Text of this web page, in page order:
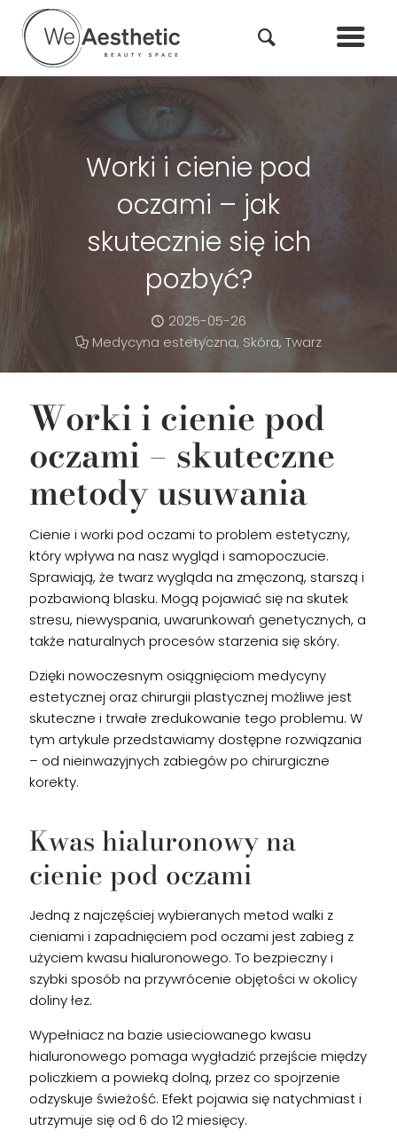
Worki i cienie pod
oczami – jak
skutecznie się ich
pozbyć?
2025-05-26
Medycyna estetyczna, Skóra, Twarz
Worki i cienie pod
oczami – skuteczne
metody usuwania
Cienie i worki pod oczami to problem estetyczny,
który wpływa na nasz wygląd i samopoczucie.
Sprawiają, że twarz wygląda na zmęczoną, starszą i
pozbawioną blasku. Mogą pojawiać się na skutek
stresu, niewyspania, uwarunkowań genetycznych, a
także naturalnych procesów starzenia się skóry.
Dzięki nowoczesnym osiągnięciom medycyny
estetycznej oraz chirurgii plastycznej możliwe jest
skuteczne i trwałe zredukowanie tego problemu. W
tym artykule przedstawiamy dostępne rozwiązania
– od nieinwazyjnych zabiegów po chirurgiczne
korekty.
Kwas hialuronowy na
cienie pod oczami
Jedną z najczęściej wybieranych metod walki z
cieniami i zapadnięciem pod oczami jest zabieg z
użyciem kwasu hialuronowego. To bezpieczny i
szybki sposób na przywrócenie objętości w okolicy
doliny łez.
Wypełniacz na bazie usieciowanego kwasu
hialuronowego pomaga wygładzić przejście między
policzkiem a powieką dolną, przez co spojrzenie
odzyskuje świeżość. Efekt pojawia się natychmiast i
utrzymuje się od 6 do 12 miesięcy.